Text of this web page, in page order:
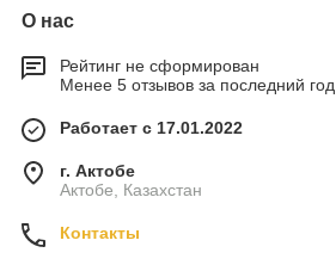
О нас
Рейтинг не сформирован
Менее 5 отзывов за последний год
Работает с 17.01.2022
г. Актобе
Актобе, Казахстан
Контакты